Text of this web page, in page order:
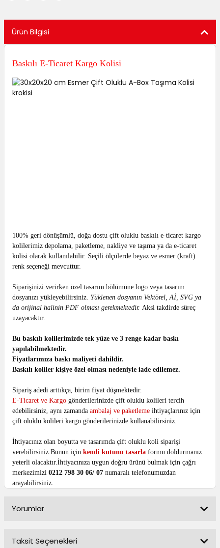
Ürün Bilgisi
Baskılı E-Ticaret Kargo Kolisi
100% geri dönüşümlü, doğa dostu çift oluklu baskılı e-ticaret kargo
kolilerimiz depolama, paketleme, nakliye ve taşıma ya da e-ticaret
kolisi olarak kullanılabilir. Seçili ölçülerde beyaz ve esmer (kraft)
renk seçeneği mevcuttur.
Siparişinizi verirken özel tasarım bölümüne logo veya tasarım
dosyanızı yükleyebilirsiniz. Yüklenen dosyanın Vektörel, Aİ, SVG ya
da orijinal halinin PDF olması gerekmektedir. Aksi takdirde süreç
uzayacaktır.
Bu baskılı kolilerimizde tek yüze ve 3 renge kadar baskı
yapılabilmektedir.
Fiyatlarımıza baskı maliyeti dahildir.
Baskılı koliler kişiye özel olması nedeniyle iade edilemez.
Sipariş adedi arttıkça, birim fiyat düşmektedir.
E-Ticaret ve Kargo gönderilerinizde çift oluklu kolileri tercih
edebilirsiniz, aynı zamanda ambalaj ve paketleme ihtiyaçlarınız için
çift oluklu kolileri kargo gönderilerinizde kullanabilirsiniz.
İhtiyacınız olan boyutta ve tasarımda çift oluklu koli siparişi
verebilirsiniz.Bunun için kendi kutunu tasarla formu doldurmanız
yeterli olacaktır.İhtiyacınıza uygun doğru ürünü bulmak için çağrı
merkezimizi 0212 798 30 06/ 07 numaralı telefonumuzdan
arayabilirsiniz.
Yorumlar
Taksit Seçenekleri